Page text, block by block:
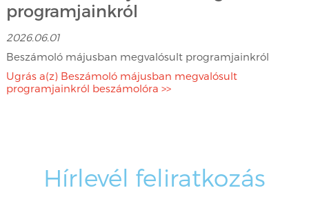
programjainkról
2026.06.01
Beszámoló májusban megvalósult programjainkról
Ugrás a(z) Beszámoló májusban megvalósult
programjainkról beszámolóra >>
Hírlevél feliratkozás